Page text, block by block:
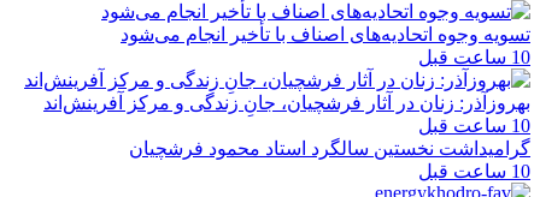
تسویه وجوه اتحادیه‌های اصناف با تأخیر انجام می‌شود
10 ساعت قبل
بهروزآذر: زنان در آثار فرشچیان، جانِ زندگی و مرکز آفرینش‌اند
10 ساعت قبل
گرامیداشت نخستین سالگرد استاد محمود فرشچیان
10 ساعت قبل